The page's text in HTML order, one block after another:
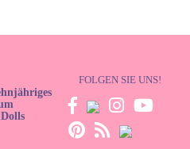
FOLGEN SIE UNS!